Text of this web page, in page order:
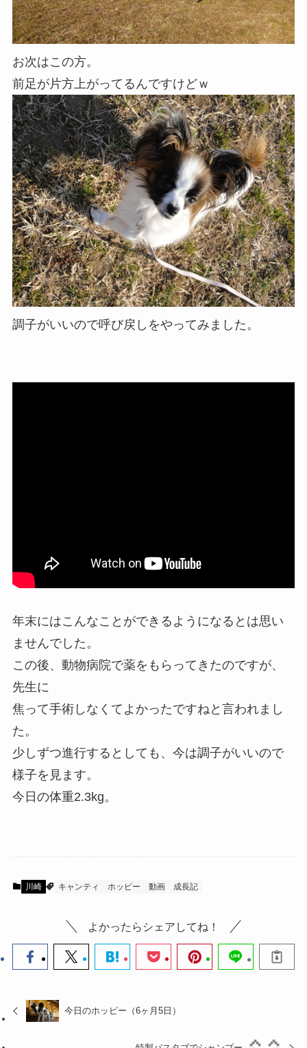
お次はこの方。
前足が片方上がってるんですけどｗ
調子がいいので呼び戻しをやってみました。
年末にはこんなことができるようになるとは思い
ませんでした。
この後、動物病院で薬をもらってきたのですが、
先生に
焦って手術しなくてよかったですねと言われまし
た。
少しずつ進行するとしても、今は調子がいいので
様子を見ます。
今日の体重2.3kg。
川崎 キャンティ ホッピー 動画 成長記
よかったらシェアしてね！
今日のホッピー（6ヶ月5日）